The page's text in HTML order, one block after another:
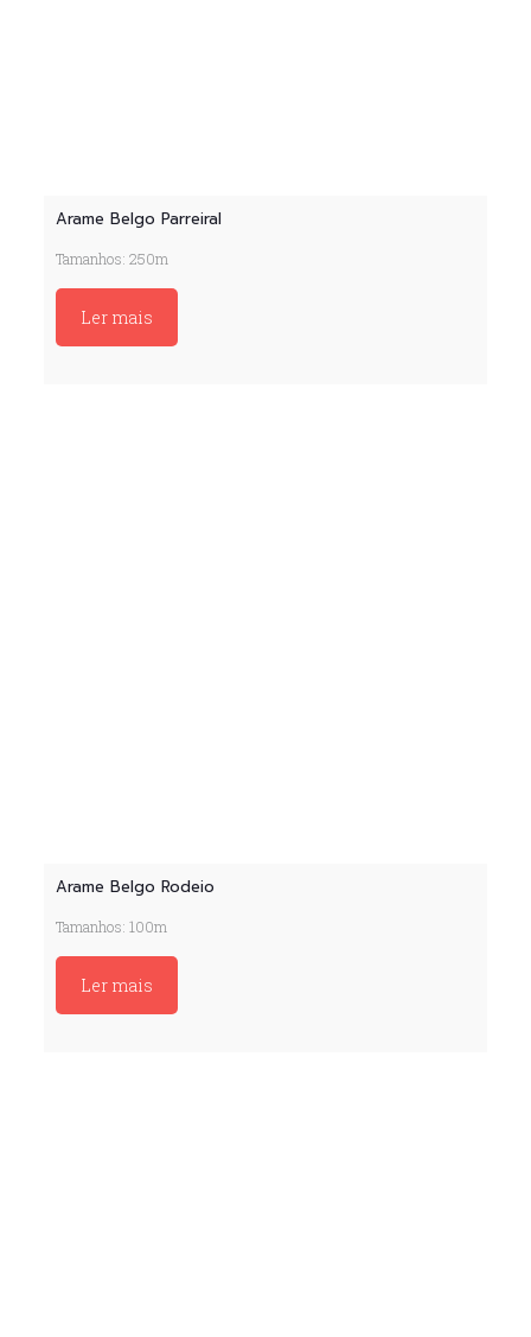
Arame Belgo Parreiral
Tamanhos: 250m
Ler mais
Arame Belgo Rodeio
Tamanhos: 100m
Ler mais